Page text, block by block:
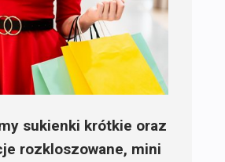
sukienki krótkie oraz
rozkloszowane, mini